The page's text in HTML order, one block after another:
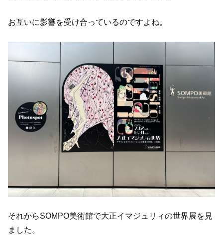
お互いに影響を受け合っているのですよね。
それからSOMPO美術館で大正イマジュリィの世界展を見
ました。